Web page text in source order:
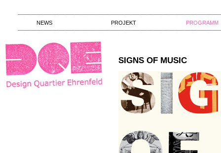
NEWS PROJEKT PROGRAMM
SIGNS OF MUSIC